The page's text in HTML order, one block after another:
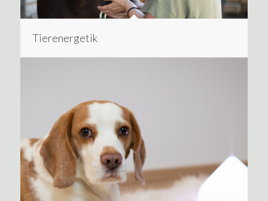
Tierenergetik